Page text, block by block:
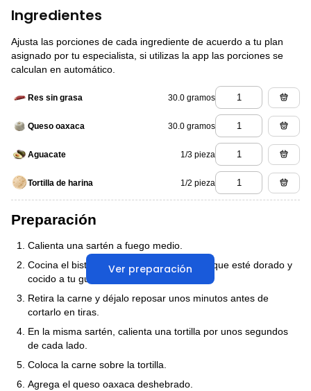
Ingredientes
Ajusta las porciones de cada ingrediente de acuerdo a tu plan
asignado por tu especialista, si utilizas la app las porciones se
calculan en automático.
Res sin grasa 30.0 gramos
Queso oaxaca 30.0 gramos
Aguacate 1/3 pieza
Tortilla de harina 1/2 pieza
Ver preparación
Preparación
Calienta una sartén a fuego medio.
Cocina el bistec de res en la sartén hasta que esté dorado y
cocido a tu gusto.
Retira la carne y déjalo reposar unos minutos antes de
cortarlo en tiras.
En la misma sartén, calienta una tortilla por unos segundos
de cada lado.
Coloca la carne sobre la tortilla.
Agrega el queso oaxaca deshebrado.